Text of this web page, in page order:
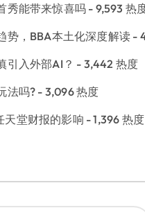
秀能带来惊喜吗 - 9,593 热
势，BBA本土化深度解读 -
引入外部AI？ - 3,442 热度
法吗? - 3,096 热度
天堂财报的影响 - 1,396 热度